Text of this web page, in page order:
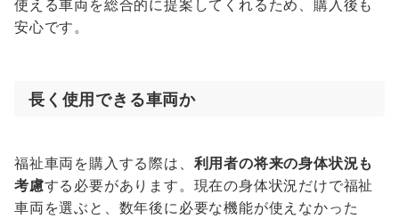
使える車両を総合的に提案してくれるため、購入後も
安心です。
長く使用できる車両か
福祉車両を購入する際は、 利用者の将来の身体状況も
考慮する必要があります。現在の身体状況だけで福祉
車両を選ぶと、数年後に必要な機能が使えなかった